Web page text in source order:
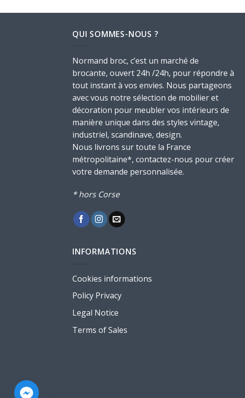
QUI SOMMES-NOUS ?
Normand broc, c’est un marché de
brocante, ouvert 24h /24h, pour répondre à
tout instant à vos envies. Nous partageons
avec vous notre sélection de mobilier et
décoration pour meubler vos intérieurs de
manière unique dans des styles vintage,
industriel, scandinave, design.
Nous livrons sur toute la France
métropolitaine*, contactez-nous pour créer
votre demande personnalisée.
* hors Corse
INFORMATIONS
Cookies informations
Policy Privacy
Legal Notice
Terms of Sales